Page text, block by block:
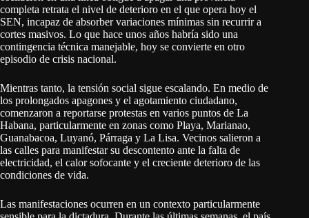
completa retrata el nivel de deterioro en el que opera hoy el
SEN, incapaz de absorber variaciones mínimas sin recurrir a
cortes masivos. Lo que hace unos años habría sido una
contingencia técnica manejable, hoy se convierte en otro
episodio de crisis nacional.
Mientras tanto, la tensión social sigue escalando. En medio de
los prolongados apagones y el agotamiento ciudadano,
comenzaron a reportarse protestas en varios puntos de La
Habana, particularmente en zonas como Playa, Marianao,
Guanabacoa, Luyanó, Párraga y La Lisa. Vecinos salieron a
las calles para manifestar su descontento ante la falta de
electricidad, el calor sofocante y el creciente deterioro de las
condiciones de vida.
Las manifestaciones ocurren en un contexto particularmente